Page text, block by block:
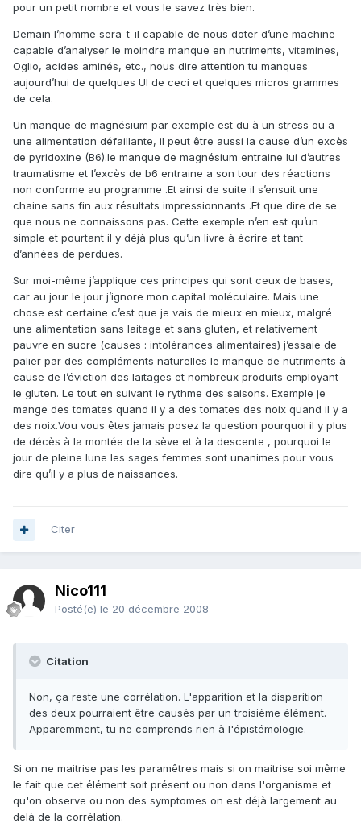
pour un petit nombre et vous le savez très bien.
Demain l’homme sera-t-il capable de nous doter d’une machine
capable d’analyser le moindre manque en nutriments, vitamines,
Oglio, acides aminés, etc., nous dire attention tu manques
aujourd’hui de quelques UI de ceci et quelques micros grammes
de cela.
Un manque de magnésium par exemple est du à un stress ou a
une alimentation défaillante, il peut être aussi la cause d’un excès
de pyridoxine (B6).le manque de magnésium entraine lui d’autres
traumatisme et l’excès de b6 entraine a son tour des réactions
non conforme au programme .Et ainsi de suite il s’ensuit une
chaine sans fin aux résultats impressionnants .Et que dire de se
que nous ne connaissons pas. Cette exemple n’en est qu’un
simple et pourtant il y déjà plus qu’un livre à écrire et tant
d’années de perdues.
Sur moi-même j’applique ces principes qui sont ceux de bases,
car au jour le jour j’ignore mon capital moléculaire. Mais une
chose est certaine c’est que je vais de mieux en mieux, malgré
une alimentation sans laitage et sans gluten, et relativement
pauvre en sucre (causes : intolérances alimentaires) j’essaie de
palier par des compléments naturelles le manque de nutriments à
cause de l’éviction des laitages et nombreux produits employant
le gluten. Le tout en suivant le rythme des saisons. Exemple je
mange des tomates quand il y a des tomates des noix quand il y a
des noix.Vou vous êtes jamais posez la question pourquoi il y plus
de décès à la montée de la sève et à la descente , pourquoi le
jour de pleine lune les sages femmes sont unanimes pour vous
dire qu’il y a plus de naissances.
Citer
Nico111
Posté(e) le 20 décembre 2008
Citation
Non, ça reste une corrélation. L'apparition et la disparition
des deux pourraient être causés par un troisième élément.
Apparemment, tu ne comprends rien à l'épistémologie.
Si on ne maitrise pas les paramêtres mais si on maitrise soi même
le fait que cet élément soit présent ou non dans l'organisme et
qu'on observe ou non des symptomes on est déjà largement au
delà de la corrélation.